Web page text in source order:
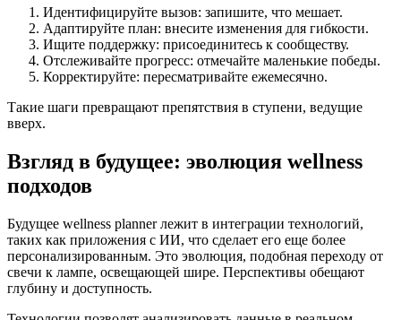
Идентифицируйте вызов: запишите, что мешает.
Адаптируйте план: внесите изменения для гибкости.
Ищите поддержку: присоединитесь к сообществу.
Отслеживайте прогресс: отмечайте маленькие победы.
Корректируйте: пересматривайте ежемесячно.
Такие шаги превращают препятствия в ступени, ведущие
вверх.
Взгляд в будущее: эволюция wellness
подходов
Будущее wellness planner лежит в интеграции технологий,
таких как приложения с ИИ, что сделает его еще более
персонализированным. Это эволюция, подобная переходу от
свечи к лампе, освещающей шире. Перспективы обещают
глубину и доступность.